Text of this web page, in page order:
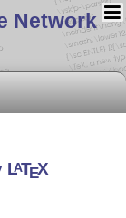
Network
LATEX